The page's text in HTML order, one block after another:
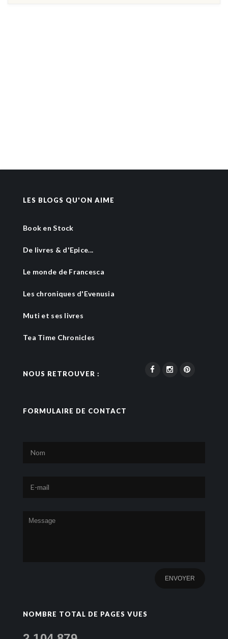
LES BLOGS QU'ON AIME
Book en Stock
De livres & d'Epice...
Le monde de Francesca
Les chroniques d'Evenusia
Muti et ses livres
Tea Time Chronicles
NOUS RETROUVER :
FORMULAIRE DE CONTACT
NOMBRE TOTAL DE PAGES VUES